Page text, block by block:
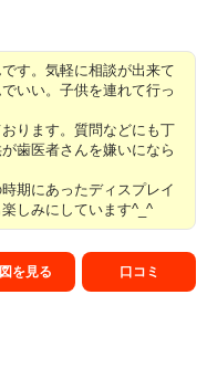
す。気軽に相談が出来て
いい。子供を連れて行っ
ります。質問などにも丁
歯医者さんを嫌いになら
期にあったディスプレイ
しみにしています^_^
を見る 口コミ